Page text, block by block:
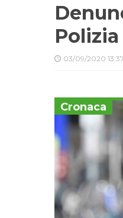
03/09/2020 13:37
Cronaca